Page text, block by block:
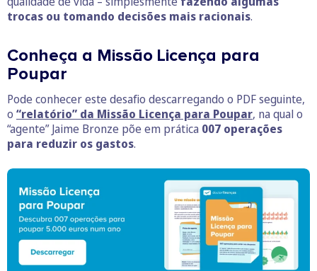
trocas ou tomando decisões mais racionais.
Conheça a Missão Licença para
Poupar
Pode conhecer este desafio descarregando o PDF seguinte,
o “relatório” da Missão Licença para Poupar, na qual o
“agente” Jaime Bronze põe em prática 007 operações
para reduzir os gastos.